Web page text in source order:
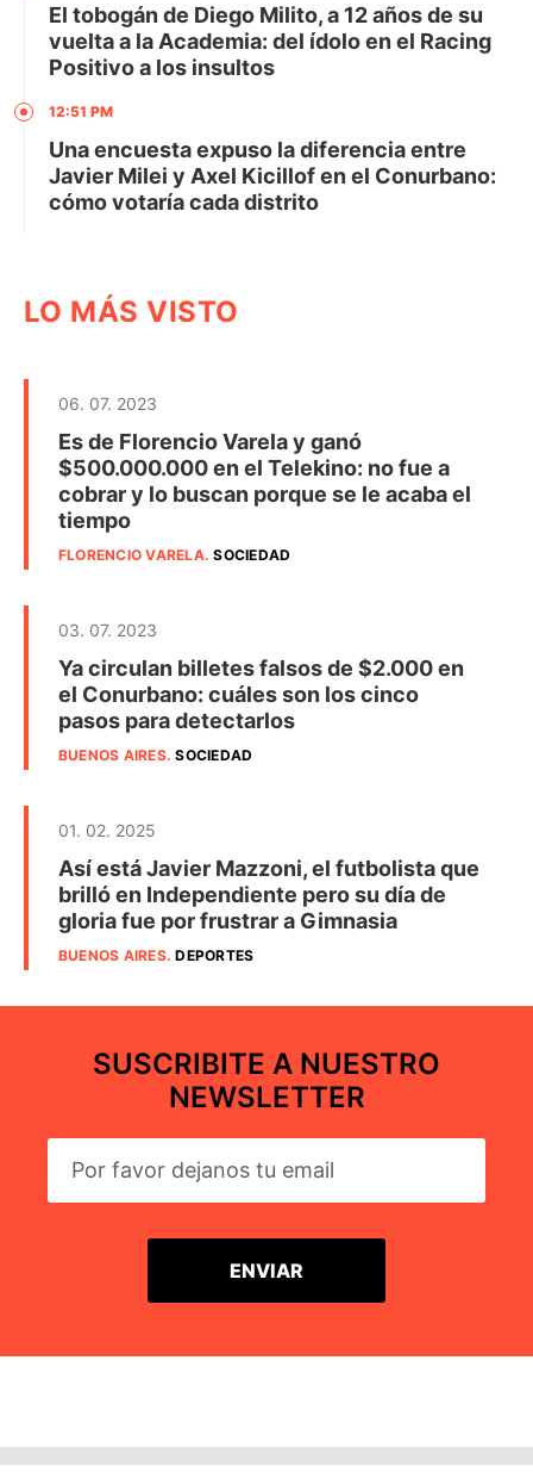
El tobogán de Diego Milito, a 12 años de su
vuelta a la Academia: del ídolo en el Racing
Positivo a los insultos
12:51 PM
Una encuesta expuso la diferencia entre
Javier Milei y Axel Kicillof en el Conurbano:
cómo votaría cada distrito
LO MÁS VISTO
06. 07. 2023
Es de Florencio Varela y ganó
$500.000.000 en el Telekino: no fue a
cobrar y lo buscan porque se le acaba el
tiempo
FLORENCIO VARELA.SOCIEDAD
03. 07. 2023
Ya circulan billetes falsos de $2.000 en
el Conurbano: cuáles son los cinco
pasos para detectarlos
BUENOS AIRES.SOCIEDAD
01. 02. 2025
Así está Javier Mazzoni, el futbolista que
brilló en Independiente pero su día de
gloria fue por frustrar a Gimnasia
BUENOS AIRES.DEPORTES
SUSCRIBITE A NUESTRO
NEWSLETTER